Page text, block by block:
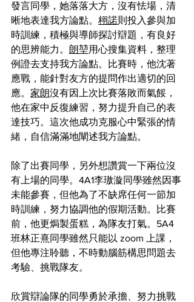
發言同學，她落落大方，沒有怯場，清
晰地表達我方論點。 栩諾則投入參與加
時訓練，積極與導師探討辯題，有良好
的思辨能力。 朗堃用心搜集資料，整理
例證去支持我方論點。比賽時，他沈著
應戰，能針對友方的提問作出適切的回
應。 家朗沒有因上次比賽落敗而氣餒，
他在家中反復練習，努力提升自己的表
達技巧。這次他成功克服心中緊張的情
緒，自信滿滿地闡述我方論點。
除了出賽同學，另外想讚賞一下兩位沒
有上場的同學。4A1李璈漩同學雖然因事
未能參賽，但他為了不缺席任何一節加
時訓練，努力協調他的假期活動。比賽
前，他更焗製蛋糕，為隊友打氣。5A4
班林正熹同學雖然只能以 zoom 上課，
但他專注聆聽，不時動腦筋構思問題去
考驗、挑戰隊友。
欣賞辯論隊的同學勇於承擔、努力挑戰